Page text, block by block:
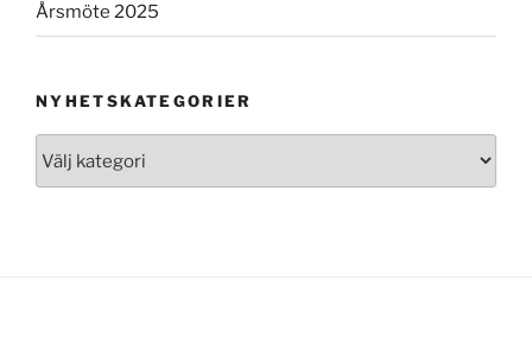
Årsmöte 2025
NYHETSKATEGORIER